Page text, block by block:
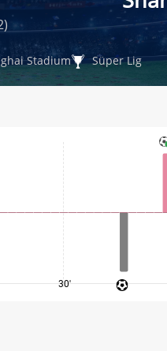
Stadium Süper Lig
30'